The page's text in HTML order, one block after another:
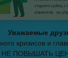
Уважаемые
кризисов и
НЕ ПОВЫШАТЬ